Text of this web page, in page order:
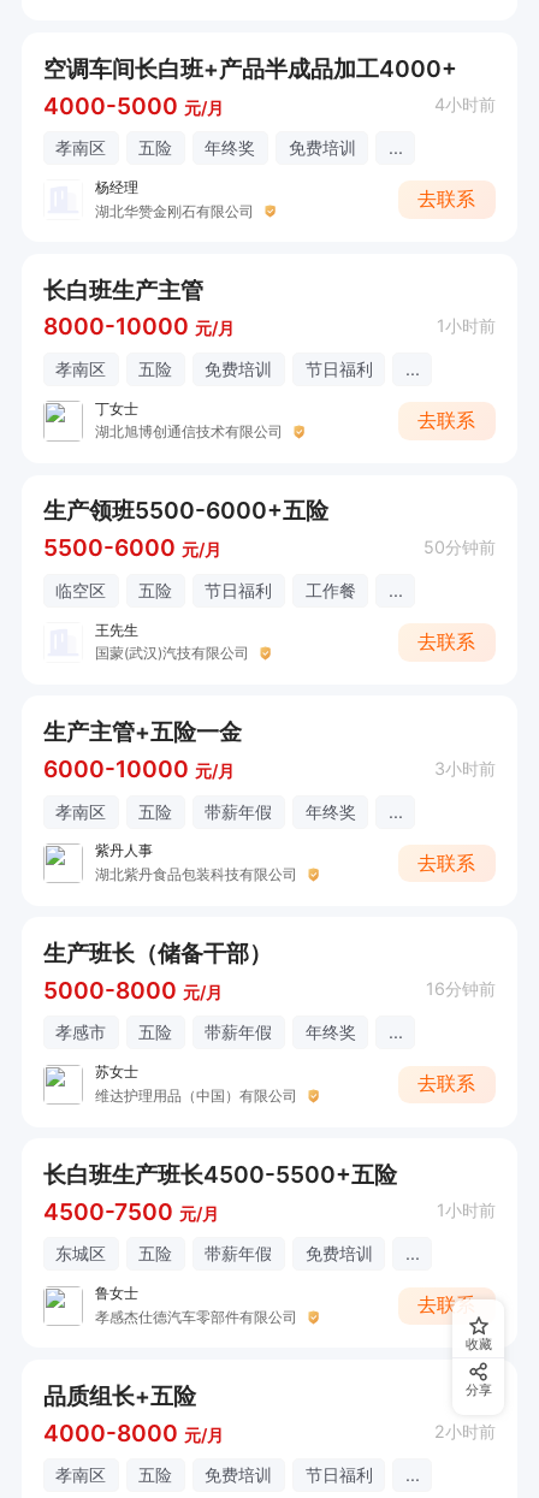
空调车间长白班+产品半成品加工4000+
4000-5000 元/月 4小时前
孝南区 五险 年终奖 免费培训 ...
杨经理
湖北华赞金刚石有限公司
去联系
长白班生产主管
8000-10000 元/月 1小时前
孝南区 五险 免费培训 节日福利 ...
丁女士
湖北旭博创通信技术有限公司
去联系
生产领班5500-6000+五险
5500-6000 元/月 50分钟前
临空区 五险 节日福利 工作餐 ...
王先生
国蒙(武汉)汽技有限公司
去联系
生产主管+五险一金
6000-10000 元/月 3小时前
孝南区 五险 带薪年假 年终奖 ...
紫丹人事
湖北紫丹食品包装科技有限公司
去联系
生产班长（储备干部）
5000-8000 元/月 16分钟前
孝感市 五险 带薪年假 年终奖 ...
苏女士
维达护理用品（中国）有限公司
去联系
长白班生产班长4500-5500+五险
4500-7500 元/月 1小时前
东城区 五险 带薪年假 免费培训 ...
鲁女士
孝感杰仕德汽车零部件有限公司
去联系
品质组长+五险
4000-8000 元/月 2小时前
孝南区 五险 免费培训 节日福利 ...
收藏
分享